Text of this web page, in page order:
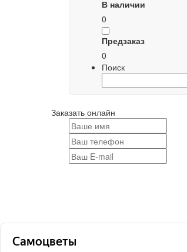
В наличии
0
Предзаказ
0
Поиск
Заказать онлайн